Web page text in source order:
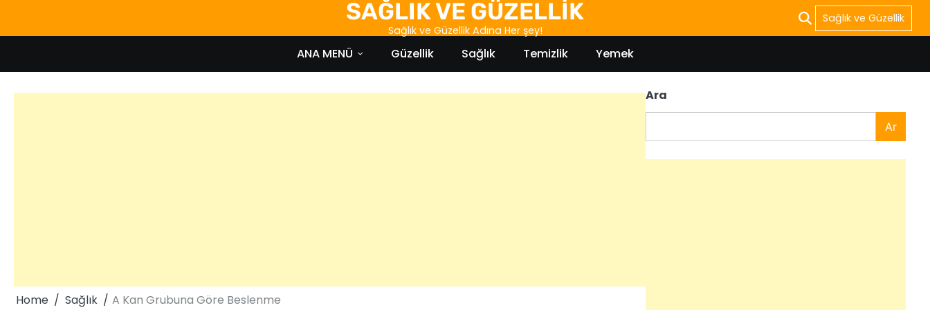
content
SAĞLIK VE GÜZELLİK
Sağlık ve Güzellik Adına Her şey!
Sağlık ve Güzellik
ANA MENÜ Güzellik Sağlık Temizlik Yemek
Home Sağlık A Kan Grubuna Göre Beslenme
Ara
Ar